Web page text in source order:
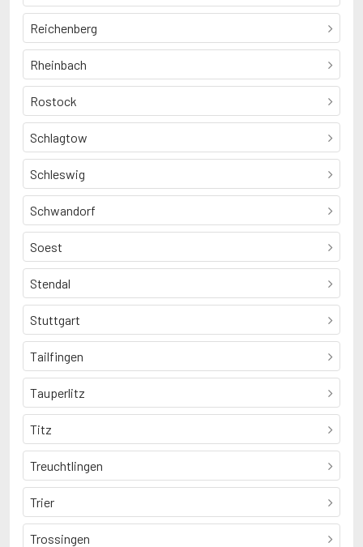
Reichenberg
Rheinbach
Rostock
Schlagtow
Schleswig
Schwandorf
Soest
Stendal
Stuttgart
Tailfingen
Tauperlitz
Titz
Treuchtlingen
Trier
Trossingen